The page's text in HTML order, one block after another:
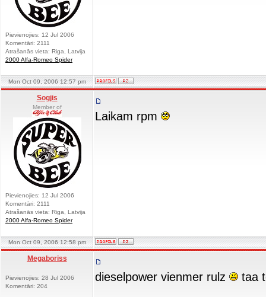
Pievienojies: 12 Jul 2006
Komentāri: 2111
Atrašanās vieta: Riga, Latvija
2000 Alfa-Romeo Spider
Mon Oct 09, 2006 12:57 pm
Sogjis
Member of
Pievienojies: 12 Jul 2006
Komentāri: 2111
Atrašanās vieta: Riga, Latvija
2000 Alfa-Romeo Spider
Laikam rpm
Mon Oct 09, 2006 12:58 pm
Megaboriss
Pievienojies: 28 Jul 2006
Komentāri: 204
dieselpower vienmer rulz taa